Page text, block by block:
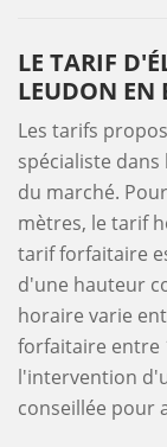
LE TARIF
LEUDON EN
Les tarifs
spécialiste
du marché.
mètres, le tarif
tarif forfaitaire
d'une hauteur
horaire varie
forfaitaire entre
l'intervention
conseillée pour